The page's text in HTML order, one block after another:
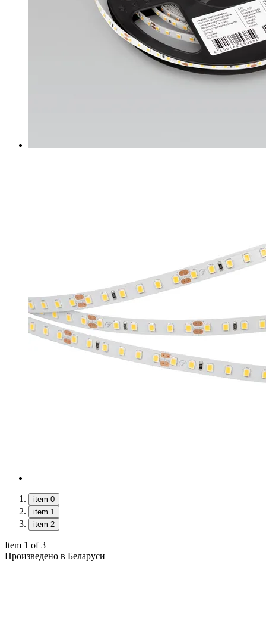
item 0
item 1
item 2
Item 1 of 3
Произведено в Беларуси